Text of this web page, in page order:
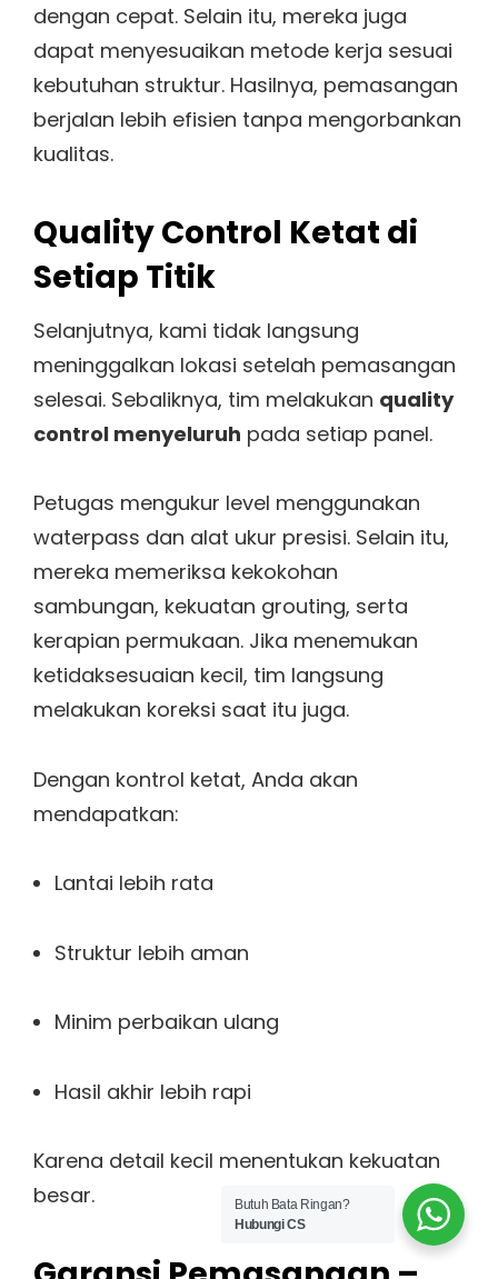
dengan cepat. Selain itu, mereka juga
dapat menyesuaikan metode kerja sesuai
kebutuhan struktur. Hasilnya, pemasangan
berjalan lebih efisien tanpa mengorbankan
kualitas.
Quality Control Ketat di
Setiap Titik
Selanjutnya, kami tidak langsung
meninggalkan lokasi setelah pemasangan
selesai. Sebaliknya, tim melakukan quality
control menyeluruh pada setiap panel.
Petugas mengukur level menggunakan
waterpass dan alat ukur presisi. Selain itu,
mereka memeriksa kekokohan
sambungan, kekuatan grouting, serta
kerapian permukaan. Jika menemukan
ketidaksesuaian kecil, tim langsung
melakukan koreksi saat itu juga.
Dengan kontrol ketat, Anda akan
mendapatkan:
Lantai lebih rata
Struktur lebih aman
Minim perbaikan ulang
Hasil akhir lebih rapi
Karena detail kecil menentukan kekuatan
besar.
Butuh Bata Ringan?
Hubungi CS